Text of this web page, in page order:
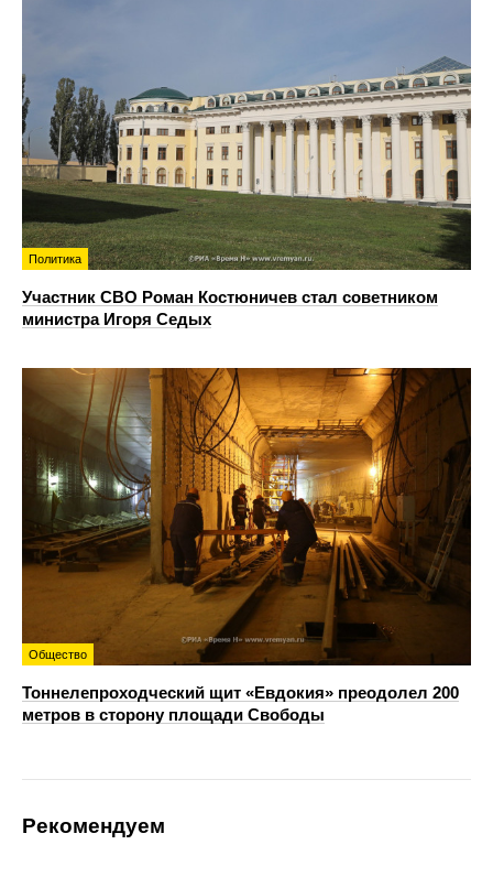
Политика
Участник СВО Роман Костюничев стал советником
министра Игоря Седых
Общество
Тоннелепроходческий щит «Евдокия» преодолел 200
метров в сторону площади Свободы
Рекомендуем